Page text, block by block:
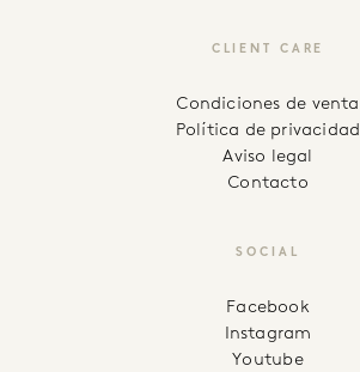
CLIENT CARE
Condiciones de venta
Política de privacidad
Aviso legal
Contacto
SOCIAL
facebook
instagram
youtube